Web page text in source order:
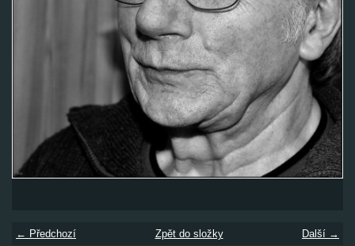
← Předchozí Další →
Zpět do složky